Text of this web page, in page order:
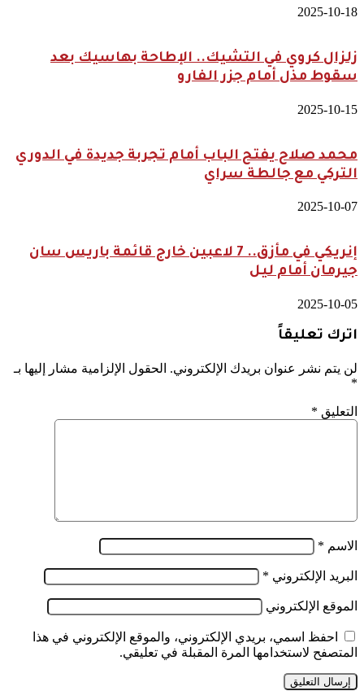
2025-10-18
زلزال كروي في التشيك.. الإطاحة بهاسيك بعد
سقوط مذل أمام جزر الفارو
2025-10-15
محمد صلاح يفتح الباب أمام تجربة جديدة في الدوري
التركي مع جالطة سراي
2025-10-07
إنريكي في مأزق.. 7 لاعبين خارج قائمة باريس سان
جيرمان أمام ليل
2025-10-05
اترك تعليقاً
لن يتم نشر عنوان بريدك الإلكتروني. الحقول الإلزامية مشار إليها بـ
*
التعليق *
الاسم *
البريد الإلكتروني *
الموقع الإلكتروني
احفظ اسمي، بريدي الإلكتروني، والموقع الإلكتروني في هذا
المتصفح لاستخدامها المرة المقبلة في تعليقي.